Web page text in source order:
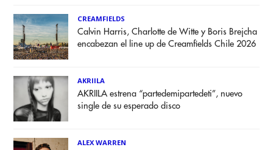
CREAMFIELDS
Calvin Harris, Charlotte de Witte y Boris Brejcha
encabezan el line up de Creamfields Chile 2026
AKRIILA
AKRIILA estrena “partedemipartedeti”, nuevo
single de su esperado disco
ALEX WARREN